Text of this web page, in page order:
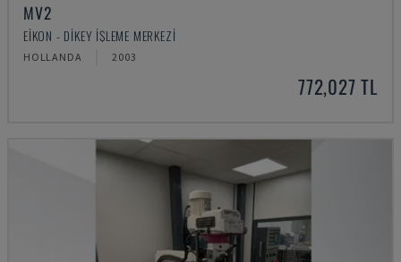
MV2
EIKON - DIKEY İŞLEME MERKEZI
HOLLANDA 2003
772,027 TL